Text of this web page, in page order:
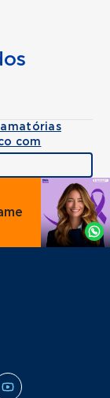
com
Agende
por
Whatsapp